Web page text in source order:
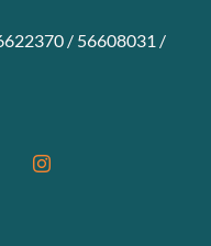
/ 56608031 /
Instagram